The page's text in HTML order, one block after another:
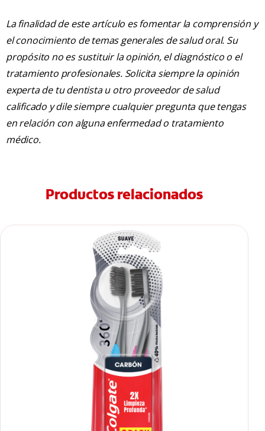
La finalidad de este artículo es fomentar la comprensión y
el conocimiento de temas generales de salud oral. Su
propósito no es sustituir la opinión, el diagnóstico o el
tratamiento profesionales. Solicita siempre la opinión
experta de tu dentista u otro proveedor de salud
calificado y dile siempre cualquier pregunta que tengas
en relación con alguna enfermedad o tratamiento
médico.
Productos relacionados